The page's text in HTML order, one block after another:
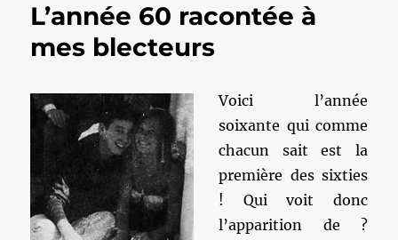
L’année 60 racontée à
mes blecteurs
Voici l’année
soixante qui comme
chacun sait est la
première des sixties
! Qui voit donc
l’apparition de ?